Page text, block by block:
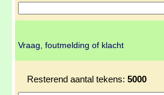
Vraag, foutmelding of klacht
Resterend aantal tekens: 5000